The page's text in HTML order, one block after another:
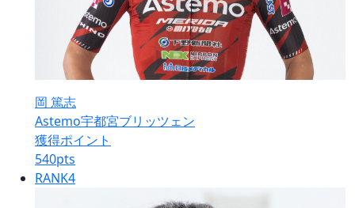
岡 篤志
Astemo宇都宮ブリッツェン
獲得ポイント
540pts
RANK4